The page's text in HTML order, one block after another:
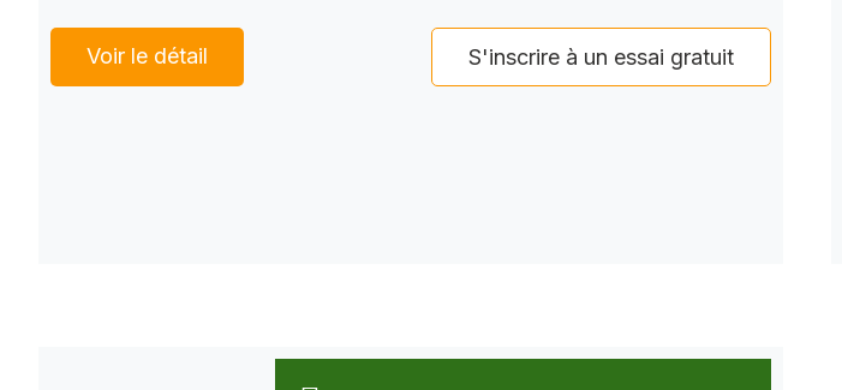
Voir le détail S'inscrire à un essai gratuit